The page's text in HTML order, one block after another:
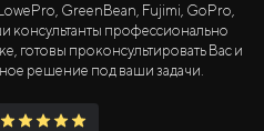
GreenBean, Fujimi, GoPro,
консультанты профессионально
готовы проконсультировать Вас и
решение под ваши задачи.